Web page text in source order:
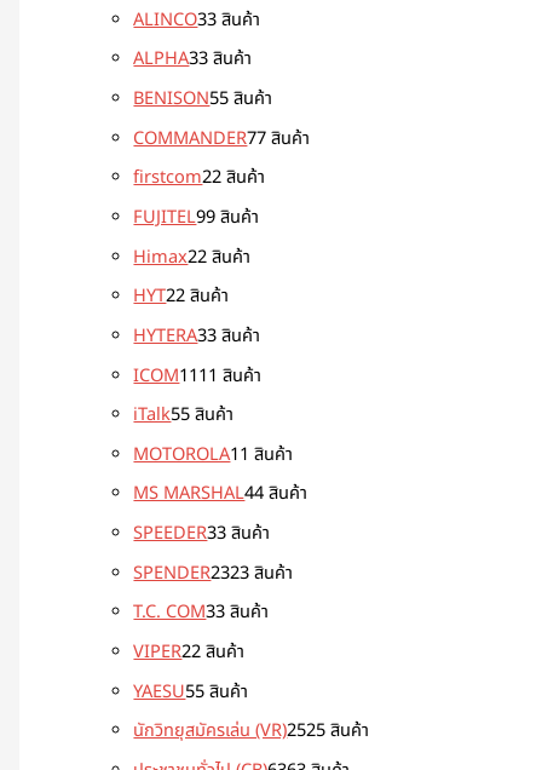
ALINCO33 สินค้า
ALPHA33 สินค้า
BENISON55 สินค้า
COMMANDER77 สินค้า
firstcom22 สินค้า
FUJITEL99 สินค้า
Himax22 สินค้า
HYT22 สินค้า
HYTERA33 สินค้า
ICOM1111 สินค้า
iTalk55 สินค้า
MOTOROLA11 สินค้า
MS MARSHAL44 สินค้า
SPEEDER33 สินค้า
SPENDER2323 สินค้า
T.C. COM33 สินค้า
VIPER22 สินค้า
YAESU55 สินค้า
นักวิทยุสมัครเล่น (VR)2525 สินค้า